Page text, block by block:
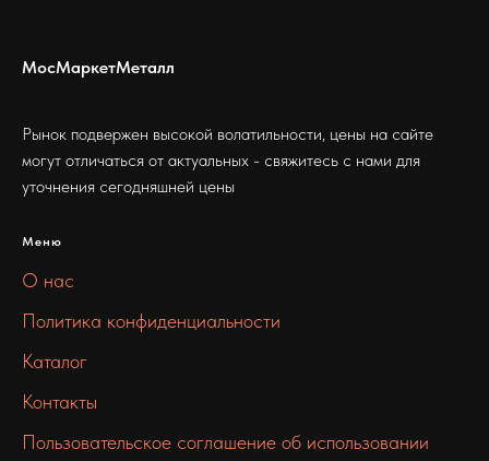
МосМаркетМеталл
Рынок подвержен высокой волатильности, цены на сайте
могут отличаться от актуальных - свяжитесь с нами для
уточнения сегодняшней цены
Меню
О нас
Политика конфиденциальности
Каталог
Контакты
Пользовательское соглашение об использовании